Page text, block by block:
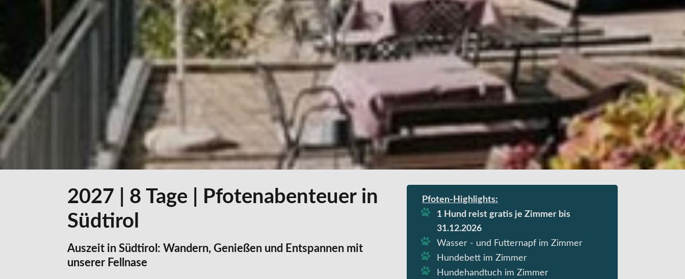
2027 | 8 Tage | Pfotenabenteuer in
Südtirol
Auszeit in Südtirol: Wandern, Genießen und Entspannen mit
unserer Fellnase
Pfoten-Highlights:
1 Hund reist gratis je Zimmer bis
31.12.2026
Wasser - und Futternapf im Zimmer
Hundebett im Zimmer
Hundehandtuch im Zimmer